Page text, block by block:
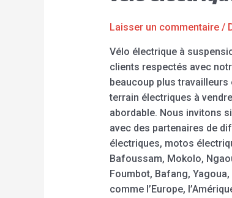
Laisser un commentaire /
Vélo électrique à
clients respectés avec
beaucoup plus
terrain électriques à
abordable. Nous invitons
avec des partenaires de
électriques, motos
Bafoussam, Mokolo,
Foumbot, Bafang,
comme l’Europe,